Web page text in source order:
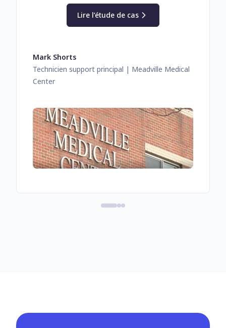
Lire l’étude de cas
Mark Shorts
Technicien support principal | Meadville Medical
Center